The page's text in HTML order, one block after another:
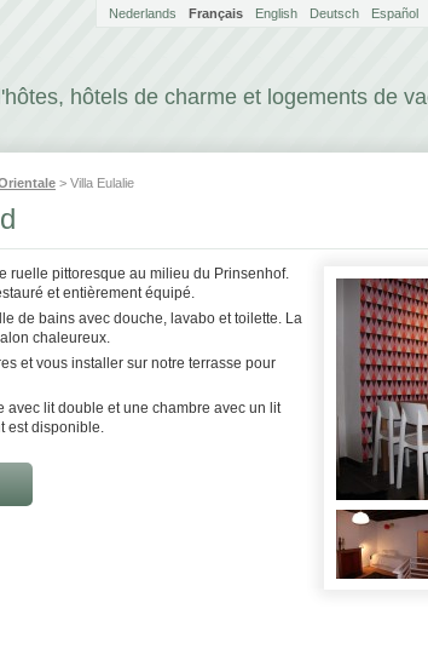
hôtels de charme et logements de
Nederlands Français English Deutsch Español
> Villa Eulalie
ruelle pittoresque au milieu du Prinsenhof.
et entièrement équipé.
de bains avec douche, lavabo et toilette. La
chaleureux.
et vous installer sur notre terrasse pour
avec lit double et une chambre avec un lit
est disponible.